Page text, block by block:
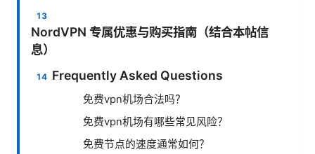
NordVPN 专属优惠与购买指南（结合本帖信
息）
Frequently Asked Questions
免费vpn机场合法吗？
免费vpn机场有哪些常见风险？
免费节点的速度通常如何？